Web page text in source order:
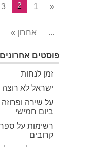
«
1
2
3
...
אחרון »
פוסטים אחרונים
זמן לנחות
ישראל לא רוצה
על שירה
ביום חמישי
רשימות על
קרובים